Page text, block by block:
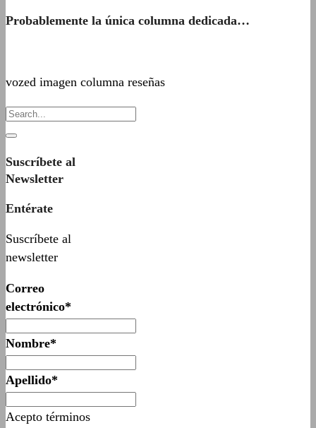
Probablemente la única columna dedicada…
vozed imagen columna reseñas
Suscríbete al
Newsletter
Entérate
Suscríbete al
newsletter
Correo
electrónico*
Nombre*
Apellido*
Acepto términos